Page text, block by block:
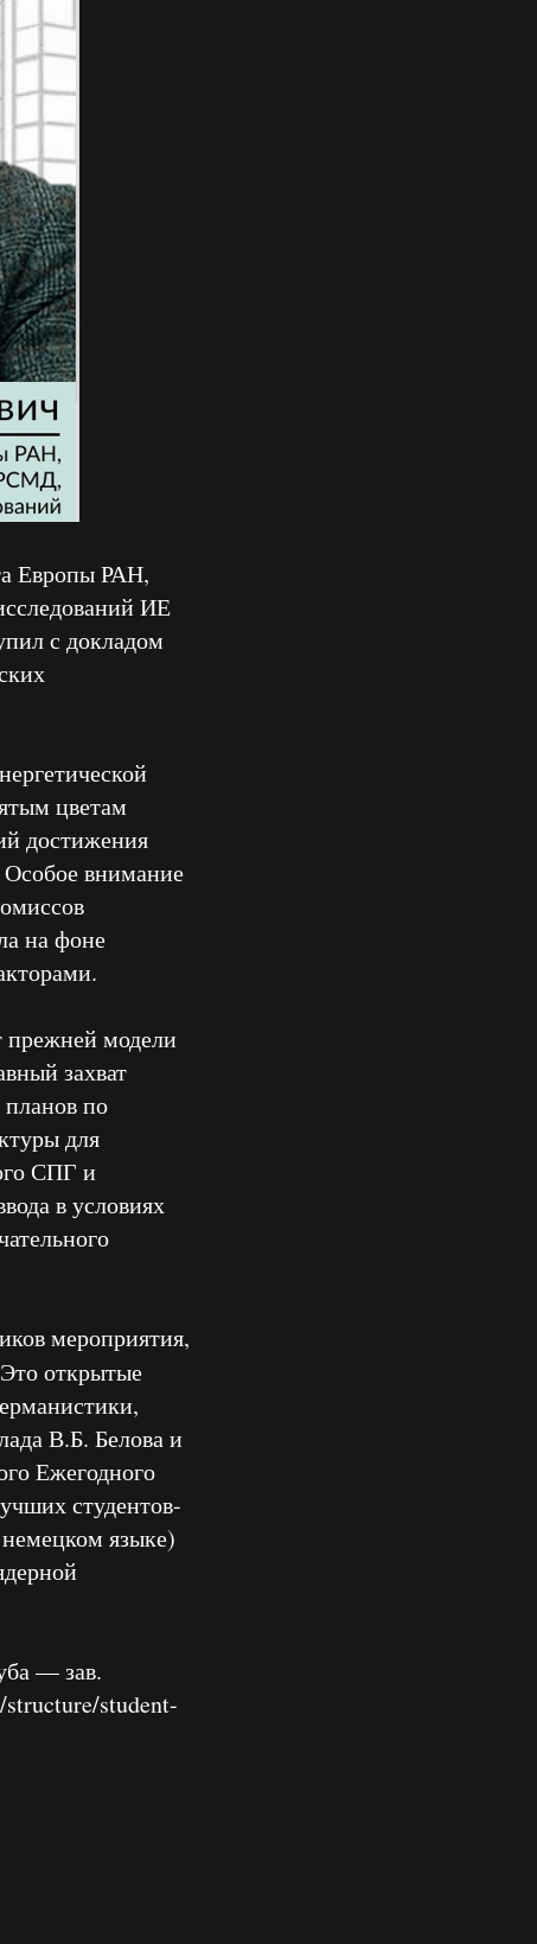
Европы РАН,
ИЕ
с докладом
цветам
достижения
Особое внимание
на фоне
прежней модели
захват
по
для
СПГ и
в условиях
мероприятия,
открытые
В.Б. Белова и
Ежегодного
студентов-
языке)
— зав.
student-